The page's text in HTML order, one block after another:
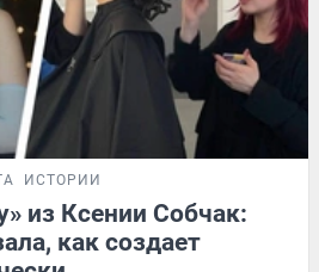
ИСТОРИИ
из Ксении Собчак:
как создает